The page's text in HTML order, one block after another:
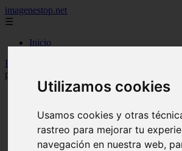
Utilizamos cookies
Usamos cookies y otras
rastreo para mejorar tu
navegación en nuestra web,
imagenestop.net
☰
Inicio
Inicio
pasiones se fusionan en una misma canción